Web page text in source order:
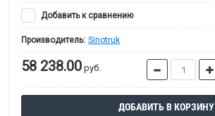
Добавить к сравнению
Производитель: Sinotruk
58 238.00 руб.
ДОБАВИТЬ В КОРЗИНУ